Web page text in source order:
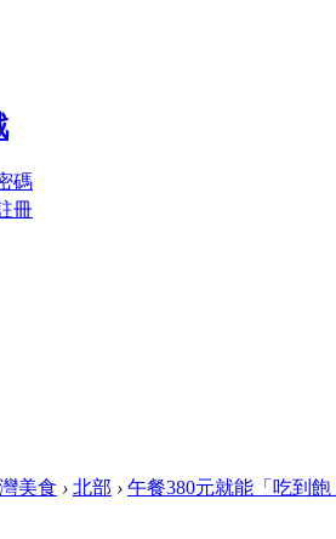
碼
冊
美食 › 北部 › 午餐380元就能「吃到